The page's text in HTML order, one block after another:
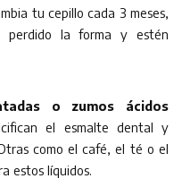
tu cepillo cada 3 meses,
perdido la forma y estén
o zumos ácidos
el esmalte dental y
como el café, el té o el
estos líquidos.